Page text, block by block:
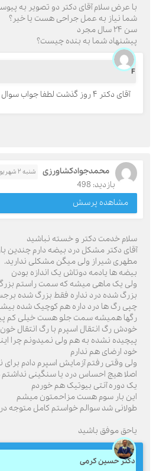
با عرض سلام آقای دکتر دو تصویر به
شما نیاز به عمل جراحی هست یا خیر؟
سن ۲۴ سال مجرد
پیشنهاد شما به بنده چیست؟
F
آقای دکتر ۴ روز گذشت لطفا جواب سوال بنده رو بدید ممنون میشم
محمدجوادکشاورزی شنبه ۲ شهریور ۹۸( 6 سال پیش)
بازدید: 498
مشاهده پرسش
سلام خدمت دکتر و خسته نباشید
آقای دکتر مشکل درد بیضه دارم چندین
مطهری شیراز ولی میگن مشکلی ندارید.
بیضه ها یادمه دوتاش یک اندازه بودن
ولی یک ماهی میشه که سمت راستم
بزرگ شده درد نداره فقط بزرگ شده
چپی رگ ها درد داره هم کوچیک شده
رگها همیشه سمت جلو هست خیلی کم
خودش رگ انتقال اسپرم با رگ انتقال
پیچیده نشده به هم ولی نمیدونم چرا
خود ارضای هم ندارم
ولی وقتی رفتم آزمایش اسپرم دادم
اصلا هیچ احساس درد یا سنگینی
یک دوره آنتی بیوتیک هم خوردم
این بار سوم هست مزاحمتون میشم
طولانی شد سوالم خواستم کامل متوجه
یاحق موفق باشید
دکتر حسین کرمی